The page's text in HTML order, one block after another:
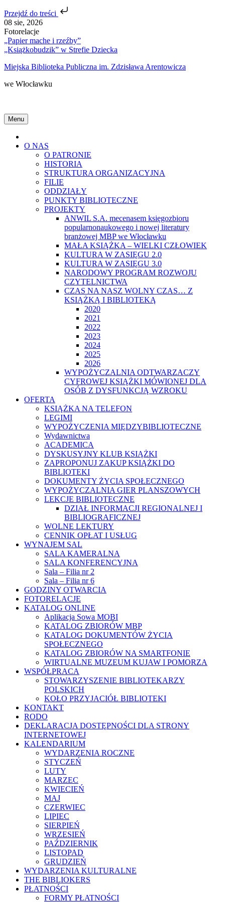
Przejdź do treści
Skip
to
content
08 sie, 2026
Fotorelacje
„Papier mache i rzeźby”
„Książkobudzik” w Strefie Dziecka
Miejska Biblioteka Publiczna im. Zdzisława Arentowicza
we Włocławku
Menu
O NAS
O PATRONIE
HISTORIA
STRUKTURA ORGANIZACYJNA
FILIE
ODDZIAŁY
PUNKTY BIBLIOTECZNE
PROJEKTY
ANWIL S.A. mecenasem księgozbioru
popularnonaukowego i nowej literatury
branżowej MBP we Włocławku
MAŁA KSIĄŻKA – WIELKI CZŁOWIEK
KULTURA W ZASIĘGU 2.0
KULTURA W ZASIĘGU 3.0
NARODOWY PROGRAM ROZWOJU
CZYTELNICTWA
CZAS NA NASZ WOLNY CZAS… Z
KSIĄŻKĄ I BIBLIOTEKĄ
2020
2021
2022
2023
2024
2025
2026
WYPOŻYCZALNIA ODTWARZACZY
CYFROWEJ KSIĄŻKI MÓWIONEJ DLA
OSÓB Z DYSFUNKCJĄ WZROKU
OFERTA
KSIĄŻKA NA TELEFON
LEGIMI
WYPOŻYCZENIA MIĘDZYBIBLIOTECZNE
Wydawnictwa
ACADEMICA
DYSKUSYJNY KLUB KSIĄŻKI
ZAPROPONUJ ZAKUP KSIĄŻKI DO
BIBLIOTEKI
DOKUMENTY ŻYCIA SPOŁECZNEGO
WYPOŻYCZALNIA GIER PLANSZOWYCH
LEKCJE BIBLIOTECZNE
DZIAŁ INFORMACJI REGIONALNEJ I
BIBLIOGRAFICZNEJ
WOLNE LEKTURY
CENNIK OPŁAT I USŁUG
WYNAJEM SAL
SALA KAMERALNA
SALA KONFERENCYJNA
Sala – Filia nr 2
Sala – Filia nr 6
GODZINY OTWARCIA
FOTORELACJE
KATALOG ONLINE
Aplikacja Sowa MOBI
KATALOG ZBIORÓW MBP
KATALOG DOKUMENTÓW ŻYCIA
SPOŁECZNEGO
KATALOG ZBIORÓW NA SMARTFONIE
WIRTUALNE MUZEUM KUJAW I POMORZA
WSPÓŁPRACA
STOWARZYSZENIE BIBLIOTEKARZY
POLSKICH
KOŁO PRZYJACIÓŁ BIBLIOTEKI
KONTAKT
RODO
DEKLARACJA DOSTĘPNOŚCI DLA STRONY
INTERNETOWEJ
KALENDARIUM
WYDARZENIA ROCZNE
STYCZEŃ
LUTY
MARZEC
KWIECIEŃ
MAJ
CZERWIEC
LIPIEC
SIERPIEŃ
WRZESIEŃ
PAŹDZIERNIK
LISTOPAD
GRUDZIEŃ
WYDARZENIA KULTURALNE
THE BIBLIOKERS
PŁATNOŚCI
FORMY PŁATNOŚCI